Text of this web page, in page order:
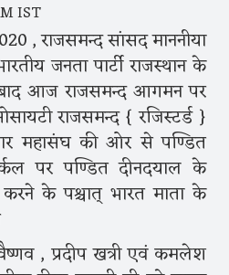
IST
, राजसमन्द सांसद माननीया
जनता पार्टी राजस्थान के
बाद आज राजसमन्द आगमन पर
राजसमन्द { रजिस्टर्ड }
महासंघ की ओर से पण्डित
पर पण्डित दीनदयाल के
करने के पश्चात् भारत माता के
, प्रदीप खत्री एवं कमलेश